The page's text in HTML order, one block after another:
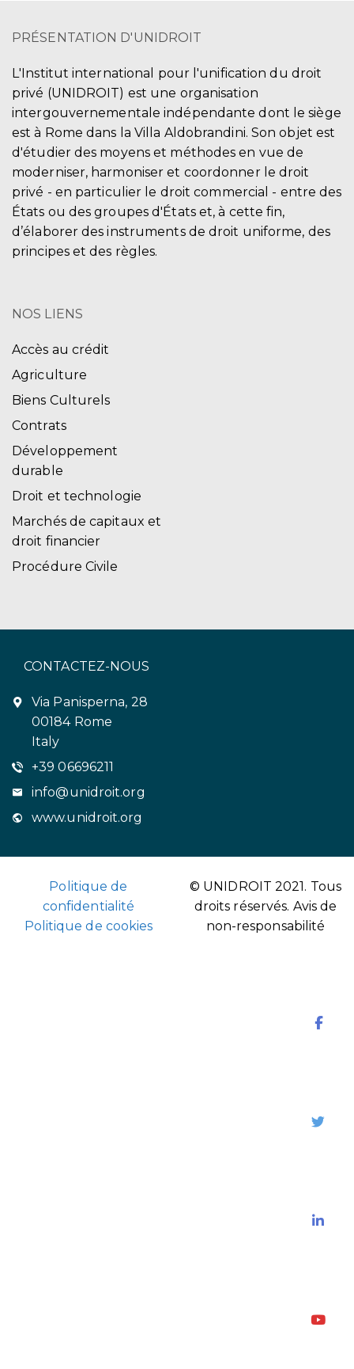
PRÉSENTATION D'UNIDROIT
L'Institut international pour l'unification du droit
privé (UNIDROIT) est une organisation
intergouvernementale indépendante dont le siège
est à Rome dans la Villa Aldobrandini. Son objet est
d'étudier des moyens et méthodes en vue de
moderniser, harmoniser et coordonner le droit
privé - en particulier le droit commercial - entre des
États ou des groupes d'États et, à cette fin,
d’élaborer des instruments de droit uniforme, des
principes et des règles.
NOS LIENS
Accès au crédit
Agriculture
Biens Culturels
Contrats
Développement
durable
Droit et technologie
Marchés de capitaux et
droit financier
Procédure Civile
CONTACTEZ-NOUS
Via Panisperna, 28
00184 Rome
Italy
+39 06696211
info@unidroit.org
www.unidroit.org
Politique de
confidentialité
Politique de cookies
© UNIDROIT 2021. Tous
droits réservés. Avis de
non-responsabilité